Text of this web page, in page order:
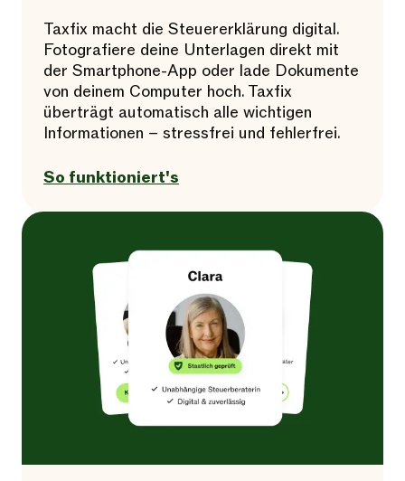
Taxfix macht die Steuererklärung digital.
Fotografiere deine Unterlagen direkt mit
der Smartphone-App oder lade Dokumente
von deinem Computer hoch. Taxfix
überträgt automatisch alle wichtigen
Informationen – stressfrei und fehlerfrei.
So funktioniert's